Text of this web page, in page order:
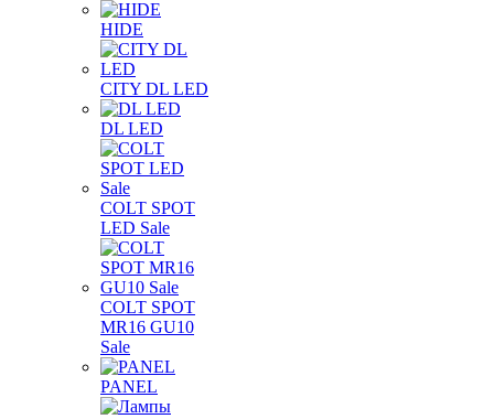
HIDE
CITY DL LED
DL LED
COLT SPOT
LED Sale
COLT SPOT
MR16 GU10
Sale
PANEL